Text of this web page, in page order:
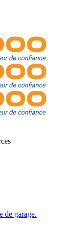
de garage.